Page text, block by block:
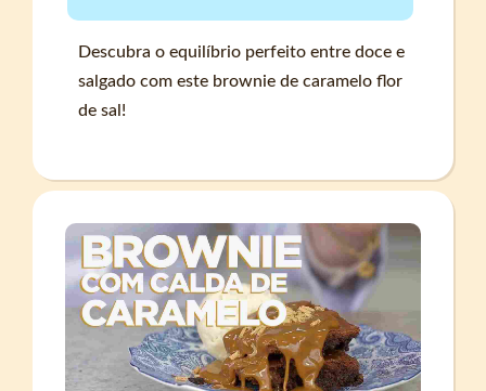
Descubra o equilíbrio perfeito entre doce e
salgado com este brownie de caramelo flor
de sal!